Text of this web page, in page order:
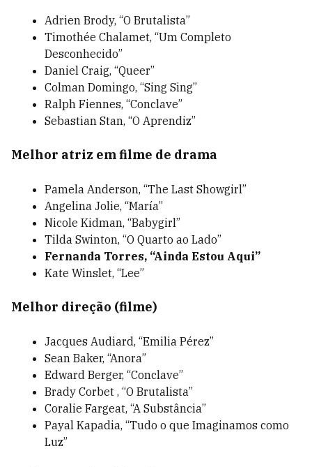
Adrien Brody, “O Brutalista”
Timothée Chalamet, “Um Completo
Desconhecido”
Daniel Craig, “Queer”
Colman Domingo, “Sing Sing”
Ralph Fiennes, “Conclave”
Sebastian Stan, “O Aprendiz”
Melhor atriz em filme de drama
Pamela Anderson, “The Last Showgirl”
Angelina Jolie, “María”
Nicole Kidman, “Babygirl”
Tilda Swinton, “O Quarto ao Lado”
Fernanda Torres, “Ainda Estou Aqui”
Kate Winslet, “Lee”
Melhor direção (filme)
Jacques Audiard, “Emilia Pérez”
Sean Baker, “Anora”
Edward Berger, “Conclave”
Brady Corbet , “O Brutalista”
Coralie Fargeat, “A Substância”
Payal Kapadia, “Tudo o que Imaginamos como
Luz”